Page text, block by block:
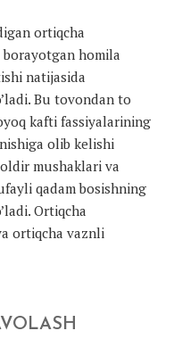
ortiqcha
borayotgan homila
natijasida
Bu tovondan to
kafti fassiyalarining
olib kelishi
mushaklari va
qadam bosishning
Ortiqcha
ortiqcha vaznli